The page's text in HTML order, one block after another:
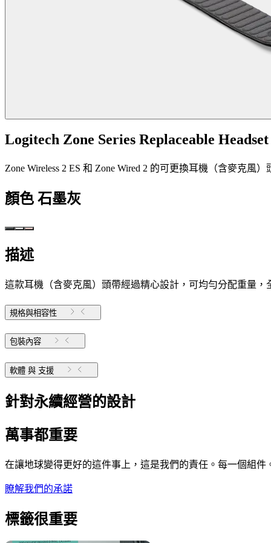
Logitech Zone Series Replaceable
Zone Wireless 2 ES 和 Zone Wired 2 的可更換耳機（含麥克風）
顏色 石墨灰
描述
這款耳機（含麥克風）頭帶經過精心設計，可均勻分配重量
規格與相容性
包裝內容
軟體 與 支援
針對永續經營的設計
萬事都重要
在讓地球變得更好的這件事上，這是我們的責任。每一個組件
瞭解我們的承諾
標籤很重要